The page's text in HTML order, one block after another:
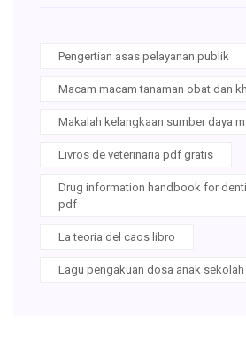
Pengertian asas pelayanan publik
Macam macam tanaman obat dan
Makalah kelangkaan sumber daya
Livros de veterinaria pdf gratis
Drug information handbook for
pdf
La teoria del caos libro
Lagu pengakuan dosa anak